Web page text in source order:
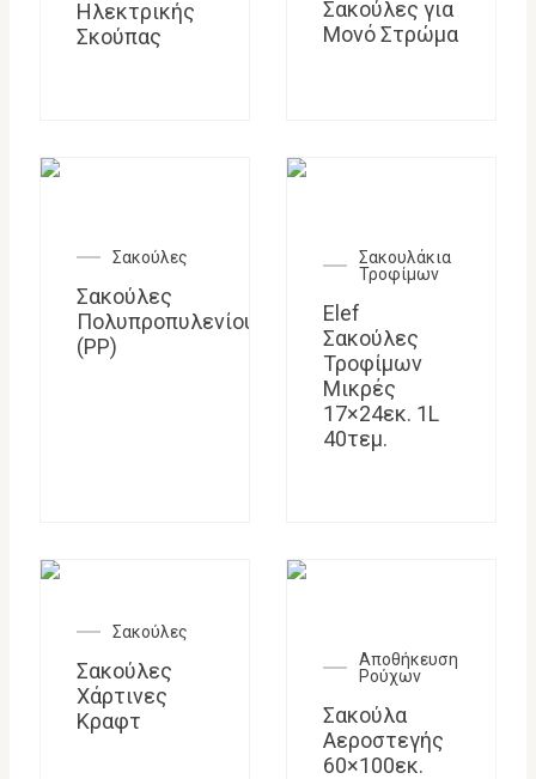
Ηλεκτρικής
Σκούπας
Σακούλες για
Μονό Στρώμα
Σακούλες
Σακούλες
Πολυπροπυλενίου
(PP)
Σακουλάκια
Τροφίμων
Elef
Σακούλες
Τροφίμων
Μικρές
17×24εκ. 1L
40τεμ.
Σακούλες
Σακούλες
Χάρτινες
Κραφτ
Αποθήκευση
Ρούχων
Σακούλα
Αεροστεγής
60×100εκ.